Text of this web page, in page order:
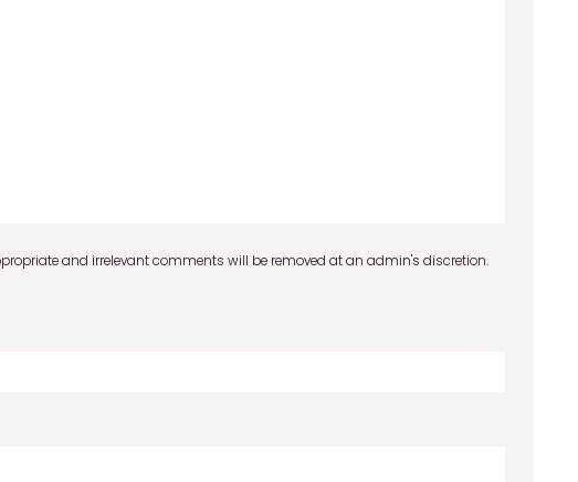
and irrelevant comments will be removed at an admin's discretion.